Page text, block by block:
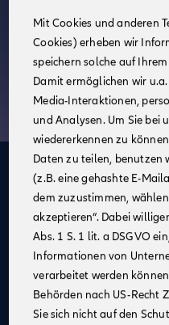
Deine Vorteile
im Vertrieb
Allianz als starker
Kein großer
notwendig
Fester Kundenstamm
Mit Cookies und anderen
Cookies) erheben wir
speichern solche auf
Damit ermöglichen wir
Media-Interaktionen,
und Analysen. Um Sie bei
wiedererkennen zu
Daten zu teilen, benutzen
(z.B. eine gehashte E-
dem zuzustimmen,
akzeptieren“. Dabei
Abs. 1 S. 1 lit. a DSGVO
Informationen von
verarbeitet werden
Behörden nach US-Recht
Sie sich nicht auf den